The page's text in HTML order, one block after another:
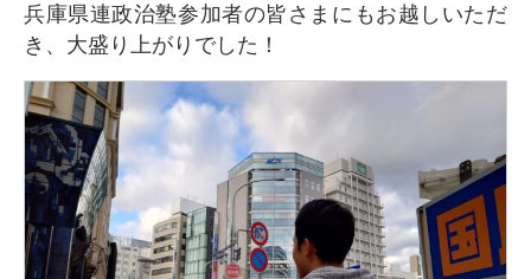
兵庫県連政治塾参加者の皆さまにもお越しいただ
き、大盛り上がりでした！